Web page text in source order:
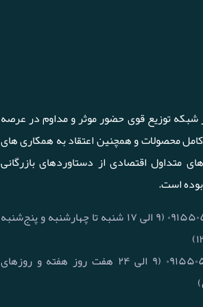
توزیع قوی حضور موثر و مداوم در عرصه
محصولات و همچنین اعتقاد به همکاری های
متداول اقتصادی از دستاوردهای بازرگانی
است.
۰۹۱۵۵۰۵۵۰۰۶ (۹ الی ۱۷ شنبه تا چهارشنبه و پنج‌شنبه
۰۹۱۵۵۰۵۵۰۰۶ (۹ الی ۲۴ هفت روز هفته و روزهای